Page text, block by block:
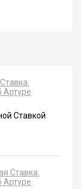
Артуре
Ставкой
Ставка:
Артуре